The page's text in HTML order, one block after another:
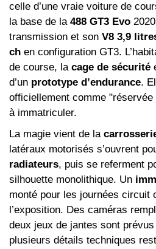
celle d’une vraie voiture de
la base de la 488 GT3 Evo
transmission et son V8 3,9
ch en configuration GT3.
de course, la cage de sécurité
d’un prototype d’endurance.
officiellement comme
à immatriculer.
La magie vient de la
latéraux motorisés s’ouvrent
radiateurs, puis se referment
silhouette monolithique. Un
monté pour les journées circuit
l’exposition. Des caméras
deux jeux de jantes sont prévus
plusieurs détails techniques